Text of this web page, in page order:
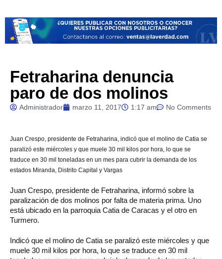
Fetraharina denuncia
paro de dos molinos
Administrador marzo 11, 2017 1:17 am No Comments
Juan Crespo, presidente de Fetraharina, indicó que el molino de Catia se
paralizó este miércoles y que muele 30 mil kilos por hora, lo que se
traduce en 30 mil toneladas en un mes para cubrir la demanda de los
estados Miranda, Distrito Capital y Vargas
Juan Crespo, presidente de Fetraharina, informó sobre la
paralización de dos molinos por falta de materia prima. Uno
está ubicado en la parroquia Catia de Caracas y el otro en
Turmero.
Indicó que el molino de Catia se paralizó este miércoles y que
muele 30 mil kilos por hora, lo que se traduce en 30 mil